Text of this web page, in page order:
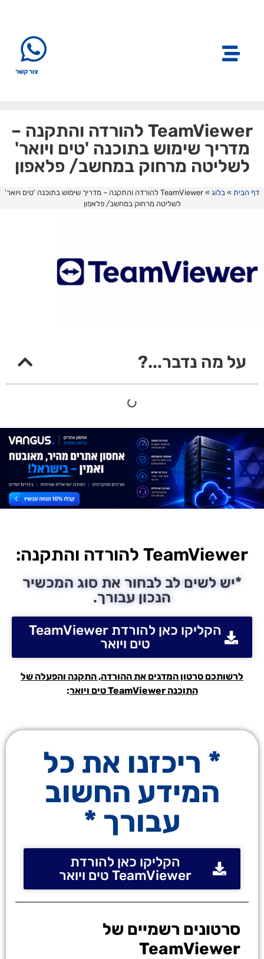
צור קשר
TeamViewer להורדה והתקנה –
מדריך שימוש בתוכנה 'טים ויואר'
לשליטה מרחוק במחשב/ פלאפון
דף הבית » בלוג »
TeamViewer להורדה והתקנה – מדריך שימוש בתוכנה 'טים ויואר'
לשליטה מרחוק במחשב/ פלאפון
על מה נדבר...?
TeamViewer להורדה והתקנה:
*יש לשים לב לבחור את סוג המכשיר
הנכון עבורך.
הקליקו כאן להורדת TeamViewer
טים ויואר
לרשותכם סרטון המדגים את ההורדה, התקנה והפעלה של
התוכנה TeamViewer טים ויואר
:
* ריכזנו את כל
המידע החשוב
עבורך *
הקליקו כאן להורדת
TeamViewer טים ויואר
סרטונים רשמיים של
TeamViewer